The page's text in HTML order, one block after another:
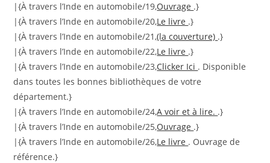
|{À travers l’Inde en automobile/19,Ouvrage .}
|{À travers l’Inde en automobile/20,Le livre .}
|{À travers l’Inde en automobile/21,(la couverture) .}
|{À travers l’Inde en automobile/22,Le livre .}
|{À travers l’Inde en automobile/23,Clicker Ici . Disponible
dans toutes les bonnes bibliothèques de votre
département.}
|{À travers l’Inde en automobile/24,A voir et à lire. .}
|{À travers l’Inde en automobile/25,Ouvrage .}
|{À travers l’Inde en automobile/26,Le livre . Ouvrage de
référence.}